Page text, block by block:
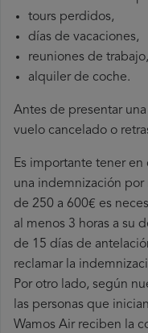
tours perdidos,
días de vacaciones,
reuniones de trabajo,
alquiler de coche.
Antes de presentar una
vuelo cancelado o
Es importante tener
una indemnización por
de 250 a 600€ es
al menos 3 horas a su
de 15 días de
reclamar la
Por otro lado, según
las personas que
Wamos Air reciben la